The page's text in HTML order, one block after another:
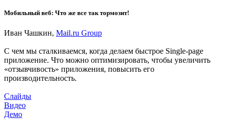
Мобильный веб: Что же все так тормозит!
Иван Чашкин, Mail.ru Group
C чем мы сталкиваемся, когда делаем быстрое Single-page
приложение. Что можно оптимизировать, чтобы увеличить
«отзывчивость» приложения, повысить его
производительность.
Слайды
Видео
Демо